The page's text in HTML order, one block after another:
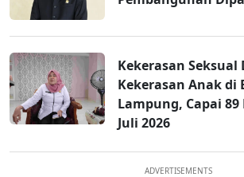
Kekerasan Seksual
Kekerasan Anak di
Lampung, Capai
Juli 2026
ADVERTISEMENTS